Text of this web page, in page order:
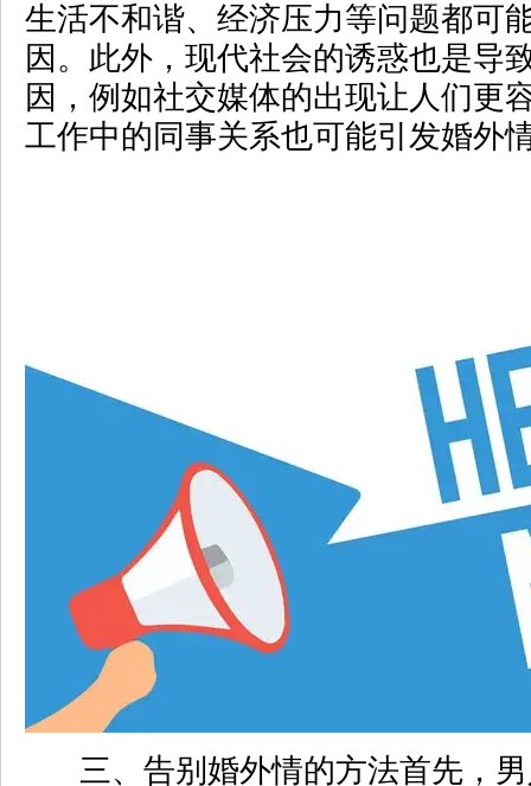
生活不和谐、经济压力等问题都可
因。此外，现代社会的诱惑也是导
因，例如社交媒体的出现让人们更
工作中的同事关系也可能引发婚外
三、告别婚外情的方法首先，